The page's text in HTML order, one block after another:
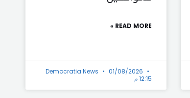
READ MORE »
Democratia News
01/08/2026
12:15 م